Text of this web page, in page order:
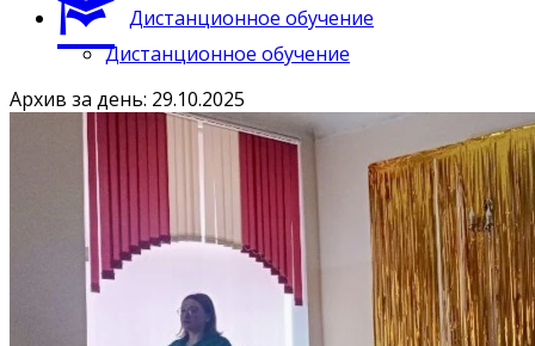
Дистанционное обучение
Дистанционное обучение
Архив за день: 29.10.2025